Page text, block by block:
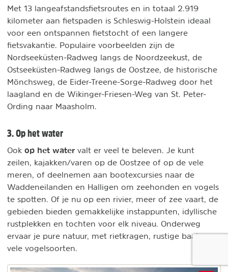
Met 13 langeafstandsfietsroutes en in totaal 2.919
kilometer aan fietspaden is Schleswig-Holstein ideaal
voor een ontspannen fietstocht of een langere
fietsvakantie. Populaire voorbeelden zijn de
Nordseeküsten-Radweg langs de Noordzeekust, de
Ostseeküsten-Radweg langs de Oostzee, de historische
Mönchsweg, de Eider-Treene-Sorge-Radweg door het
laagland en de Wikinger-Friesen-Weg van St. Peter-
Ording naar Maasholm.
3. Op het water
Ook op het water valt er veel te beleven. Je kunt
zeilen, kajakken/varen op de Oostzee of op de vele
meren, of deelnemen aan bootexcursies naar de
Waddeneilanden en Halligen om zeehonden en vogels
te spotten. Of je nu op een rivier, meer of zee vaart, de
gebieden bieden gemakkelijke instappunten, idyllische
rustplekken en tochten voor elk niveau. Onderweg
ervaar je pure natuur, met rietkragen, rustige baaien en
vele vogelsoorten.